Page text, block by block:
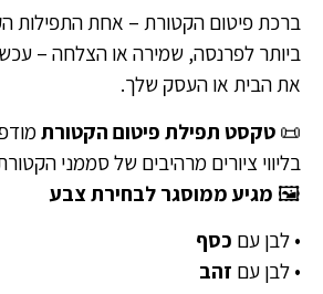
ברכת פיטום הקטורת – אחת התפילות
ביותר לפרנסה, שמירה או הצלחה –
את הבית או העסק שלך.
📜 טקסט תפילת פיטום הקטורת
בליווי ציורים מרהיבים של סממני
🖼️ מגיע ממוסגר לבחירת צבע
• לבן עם כסף
• לבן עם זהב